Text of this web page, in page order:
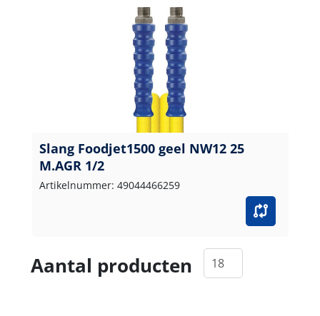
Slang Foodjet1500 geel NW12 25
M.AGR 1/2
Artikelnummer: 49044466259
Aantal producten